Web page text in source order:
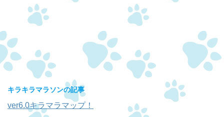
キラキラマラソンの記事
ver6.0キラマラマップ！